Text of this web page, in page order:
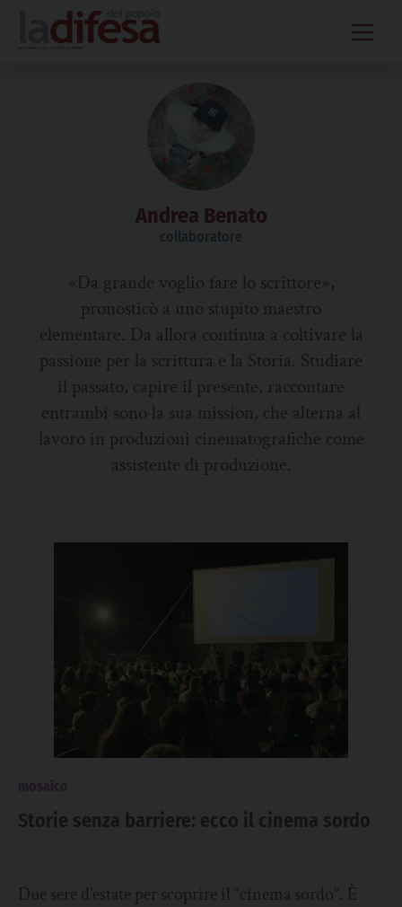
content
Andrea Benato
«Da grande voglio fare lo scrittore»,
pronosticò a uno stupito maestro
elementare. Da allora continua a coltivare la
passione per la scrittura e la Storia. Studiare
il passato, capire il presente, raccontare
entrambi sono la sua mission, che alterna al
lavoro in produzioni cinematografiche come
assistente di produzione.
Storie senza barriere: ecco il cinema sordo
Due sere d’estate per scoprire il “cinema sordo”. È